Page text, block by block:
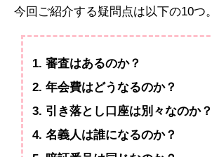
今回ご紹介する疑問点は以下の10つ。
審査はあるのか？
年会費はどうなるのか？
引き落とし口座は別々なのか？
名義人は誰になるのか？